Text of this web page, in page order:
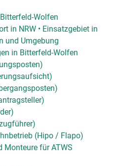
Wolfen⁠
in NRW • Einsatzgebiet in
und Umgebung
in Bitterfeld-Wolfen⁠
(Hipo / Flapo)
Monteure für ATWS